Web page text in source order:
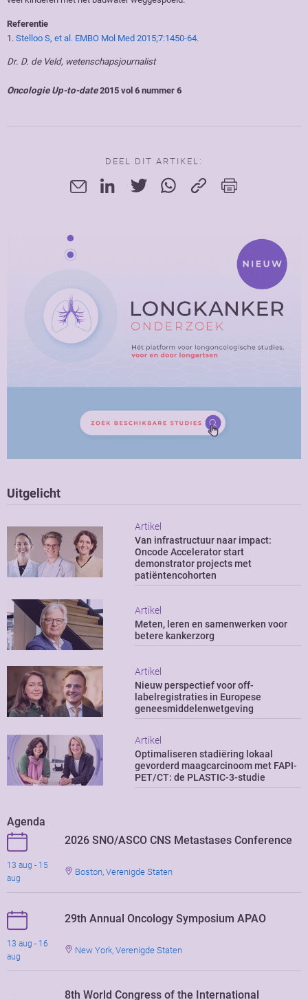
Referentie
1. Stelloo S, et al. EMBO Mol Med 2015;7:1450-64.
Dr. D. de Veld, wetenschapsjournalist
Oncologie Up-to-date2015 vol 6 nummer 6
DEEL DIT ARTIKEL:
Uitgelicht
Artikel
Van infrastructuur naar impact:
Oncode Accelerator start
demonstrator projects met
patiëntencohorten
Artikel
Meten, leren en samenwerken voor
betere kankerzorg
Artikel
Nieuw perspectief voor off-
labelregistraties in Europese
geneesmiddelenwetgeving
Artikel
Optimaliseren stadiëring lokaal
gevorderd maagcarcinoom met FAPI-
PET/CT: de PLASTIC-3-studie
Agenda
2026 SNO/ASCO CNS Metastases Conference
13 aug - 15
aug
Boston, Verenigde Staten
29th Annual Oncology Symposium APAO
13 aug - 16
aug
New York, Verenigde Staten
8th World Congress of the International